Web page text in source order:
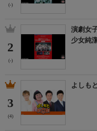
(-)
2
(-)
演劇女
少女純
3
(4)
よしも